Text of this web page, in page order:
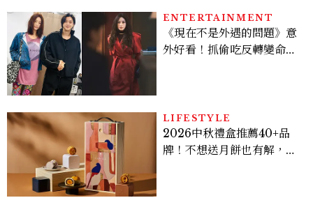
ENTERTAINMENT
《現在不是外遇的問題》意
外好看！抓偷吃反轉變命
看點懶人包
LIFESTYLE
2026中秋禮盒推薦40+品
牌！不想送月餅也有解，送